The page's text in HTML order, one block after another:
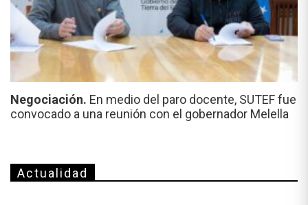
Negociación. En medio del paro docente, SUTEF fue
convocado a una reunión con el gobernador Melella
Actualidad